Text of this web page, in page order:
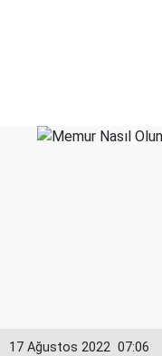
07:06
17 Ağustos 2022